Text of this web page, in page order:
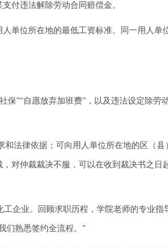
付违法解除劳动合同赔偿金。
单位所在地的最低工资标准。同一用人单
保”“自愿放弃加班费”，以及违法设定除劳
法律依据；可向用人单位所在地的区（县
对仲裁裁决不服，可以在收到裁决书之日
企业。回顾求职历程，学院老师的专业指
们熟悉签约全流程。”